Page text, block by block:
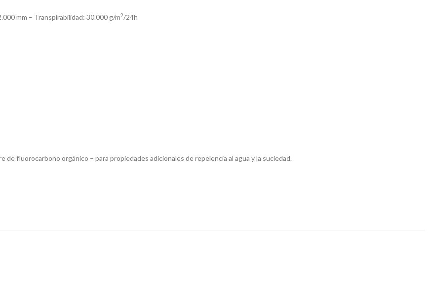
mm – Transpirabilidad: 30.000 g/m2/24h
fluorocarbono orgánico – para propiedades adicionales de repelencia al agua y la suciedad.